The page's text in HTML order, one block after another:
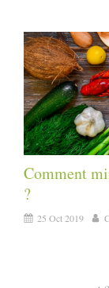
Comment
?
25 Oct 2019